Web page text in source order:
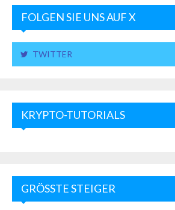
FOLGEN SIE UNS AUF X
TWITTER
KRYPTO-TUTORIALS
GRÖSSTE STEIGER